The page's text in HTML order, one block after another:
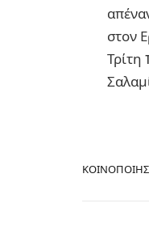
στον
Τρίτη